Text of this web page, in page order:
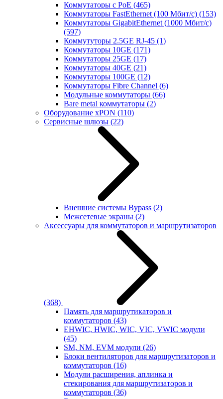
Коммутаторы с PoE (465)
Коммутаторы FastEthernet (100 Мбит/с) (153)
Коммутаторы GigabitEthernet (1000 Мбит/с)
(597)
Коммутуторы 2.5GE RJ-45 (1)
Коммутаторы 10GE (171)
Коммутаторы 25GE (17)
Коммутаторы 40GE (21)
Коммутаторы 100GE (12)
Коммутаторы Fibre Channel (6)
Модульные коммутаторы (66)
Bare metal коммутаторы (2)
Оборудование xPON (110)
Сервисные шлюзы (22)
Внешние системы Bypass (2)
Межсетевые экраны (2)
Аксессуары для коммутаторов и маршрутизаторов
(368)
Память для маршрутикаторов и
коммутаторов (43)
EHWIC, HWIC, WIC, VIC, VWIC модули
(45)
SM, NM, EVM модули (26)
Блоки вентиляторов для маршрутизаторов и
коммутаторов (16)
Модули расширения, аплинка и
стекирования для маршрутизаторов и
коммутаторов (36)